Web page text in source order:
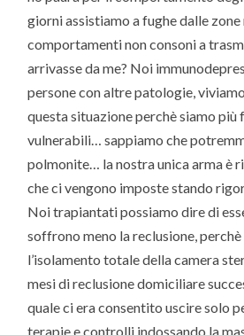
giorni assistiamo a fughe dalle zone
comportamenti non consoni a
arrivasse da me? Noi
persone con altre patologie,
questa situazione perchè siamo più
vulnerabili… sappiamo che
polmonite… la nostra unica arma è
che ci vengono imposte stando
Noi trapiantati possiamo dire di
soffrono meno la reclusione,
l’isolamento totale della camera
mesi di reclusione domiciliare
quale ci era consentito uscire solo
terapie e controlli indossando la